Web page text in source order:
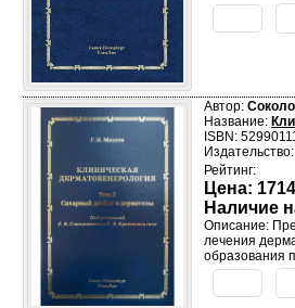
Автор:
Название:
ISBN:
Издательство:
Рейтинг:
Цена:
Наличие
Описание:
лечения
образования